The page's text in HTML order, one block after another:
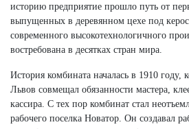
историю предприятие прошло путь от
выпущенных в деревянном цехе под
современного высокотехнологичного
востребована в десятках стран мира.
История комбината началась в 1910 году,
Львов совмещал обязанности мастера,
кассира. С тех пор комбинат стал
рабочего поселка Новатор. Он создавал